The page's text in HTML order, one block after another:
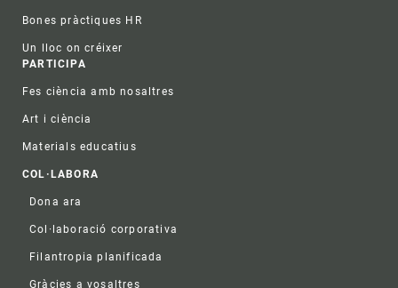
Bones pràctiques HR
Un lloc on créixer
PARTICIPA
Fes ciència amb nosaltres
Art i ciència
Materials educatius
COL·LABORA
Dona ara
Col·laboració corporativa
Filantropia planificada
Gràcies a vosaltres